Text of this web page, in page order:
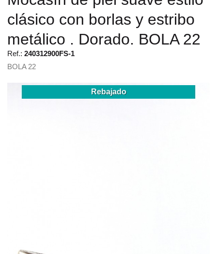
clásico con borlas y estribo
metálico . Dorado. BOLA 22
Ref.: 240312900FS-1
BOLA 22
Rebajado